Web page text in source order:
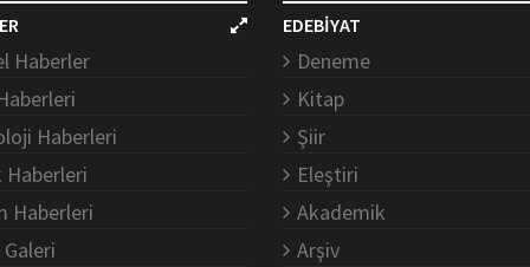
Haberler
Haberleri
Haberleri
Haberleri
EDEBİYAT
Deneme
Kitap
Şiir
Eleştiri
Akademik
Arşiv